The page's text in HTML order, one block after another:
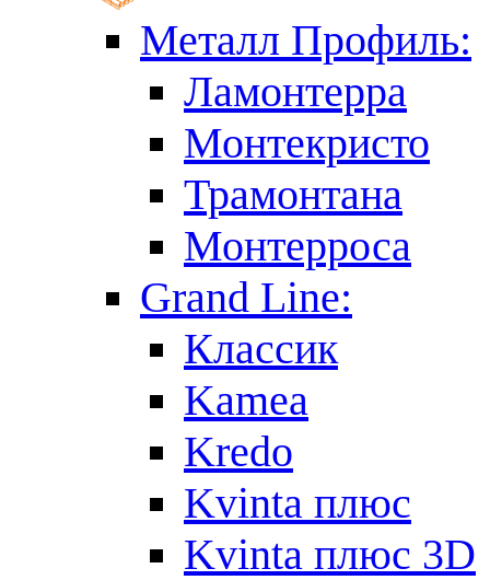
Металл Профиль:
Ламонтерра
Монтекристо
Трамонтана
Монтерроса
Grand Line:
Классик
Kamea
Kredo
Kvinta плюс
Kvinta плюс 3D